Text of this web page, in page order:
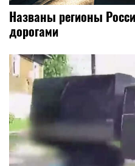
Названы регионы
дорогами